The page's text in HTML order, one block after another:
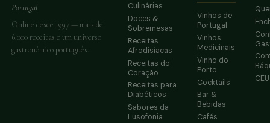
Portugal
Online desde 1997 — mais de
6.000 receitas e um universo
gastronómico português.
Culinárias
Doces &
Sobremesas
Receitas
Afrodisíacas
Receitas do
Coração
Receitas para
Diabéticos
Sabores da
Lusofonia
Vinhos de
Portugal
Vinhos
Medicinais
Vinho do
Porto
Cocktails
Bar &
Bebidas
Cafés